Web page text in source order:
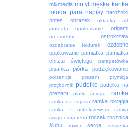
mixmedia motyl męska kartka
młoda para napisy narożniki
notes
obrazek
okładka art
journala
opakowanie origami
ornamenty ostrokrzew
ozdabianie tekturek
ozdobne
opakowanie pamiątka pamiątka
chrztu świętego
parapetówka
pisanka piórka podziękowanie
poisencje prezent
prymicja
przybornik pudełko pudełko na
prezent
płatki śniegu ramka
ramka na zdjęcia ramka okrągła
ramka z ostrokrzewem
ramka
świąteczna retro roczek rocznica
ślubu
rower serce serwetka